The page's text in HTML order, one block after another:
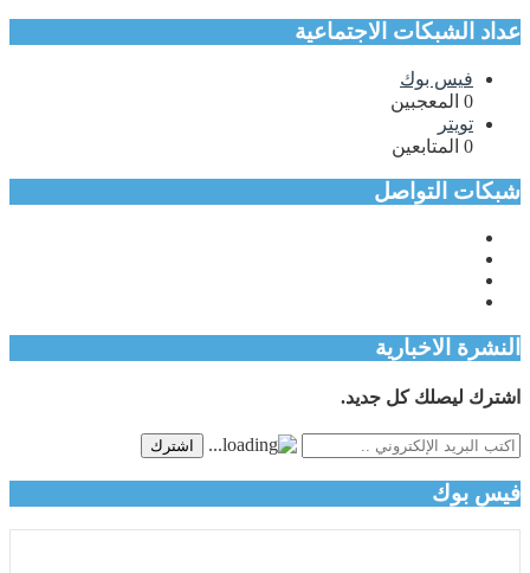
عداد الشبكات الاجتماعية
فيس بوك
0 المعجبين
تويتر
0 المتابعين
شبكات التواصل
النشرة الاخبارية
اشترك ليصلك كل جديد.
اشترك
فيس بوك